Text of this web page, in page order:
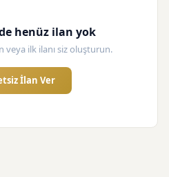
henüz ilan yok
veya ilk ilanı siz oluşturun.
İlan Ver